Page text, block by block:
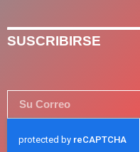
SUSCRIBIRSE